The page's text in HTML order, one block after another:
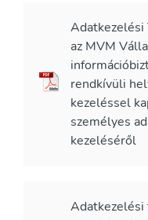
Adatkezelési
az MVM
rendkívüli
kezeléssel
személyes
kezeléséről
Adatkezelési